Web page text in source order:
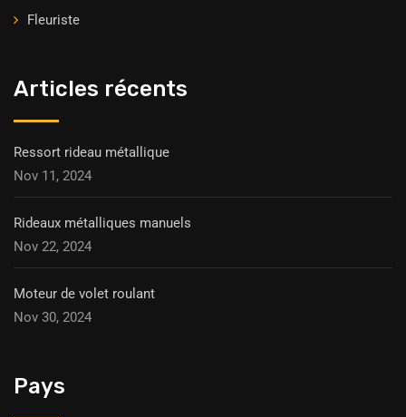
Fleuriste
Articles récents
Ressort rideau métallique
Nov 11, 2024
Rideaux métalliques manuels
Nov 22, 2024
Moteur de volet roulant
Nov 30, 2024
Pays